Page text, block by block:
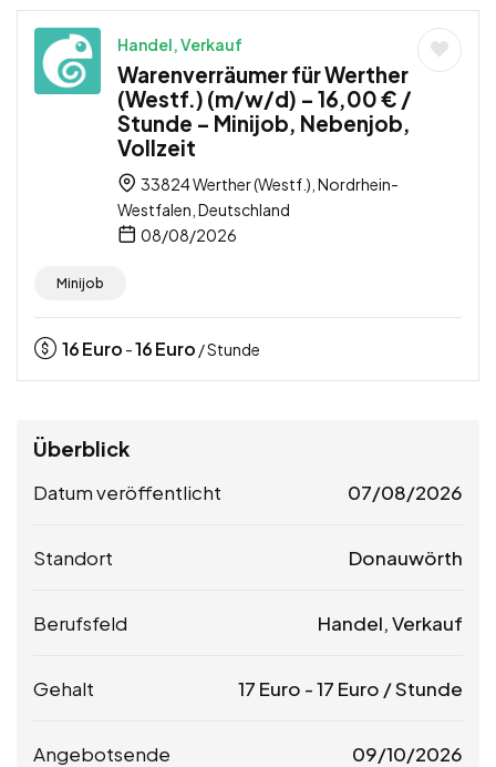
Handel, Verkauf
Warenverräumer für Werther
(Westf.) (m/w/d) – 16,00 € /
Stunde – Minijob, Nebenjob,
Vollzeit
33824 Werther (Westf.), Nordrhein-
Westfalen, Deutschland
08/08/2026
Minijob
16Euro -16Euro / Stunde
Überblick
Datum veröffentlicht 07/08/2026
Standort Donauwörth
Berufsfeld Handel, Verkauf
Gehalt 17 Euro -17 Euro / Stunde
Angebotsende 09/10/2026